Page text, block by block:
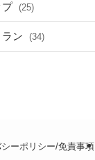
プ (25)
ン (34)
ーポリシー/免責事項